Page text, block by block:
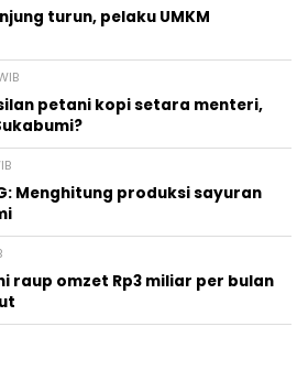
turun, pelaku UMKM
petani kopi setara menteri,
Menghitung produksi sayuran
raup omzet Rp3 miliar per bulan